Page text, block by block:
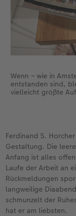
Wenn – wie in
entstanden sind,
vielleicht größte
Ferdinand S.
Gestaltung. Die
Anfang ist alles
Laufe der Arbeit an
Rückmeldungen
langweilige
schmunzelt der
hat er am liebsten.